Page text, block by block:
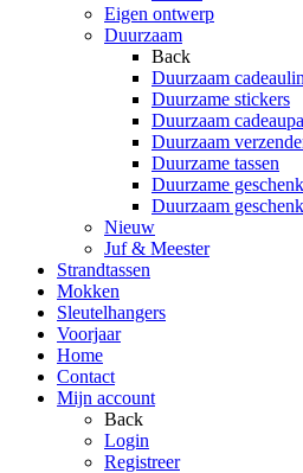
Eigen ontwerp
Duurzaam
Back
Duurzaam
Duurzame stickers
Duurzaam
Duurzaam
Duurzame tassen
Duurzame
Duurzaam geschenk
Nieuw
Juf & Meester
Strandtassen
Mokken
Sleutelhangers
Voorjaar
Home
Contact
Mijn account
Back
Login
Registreer